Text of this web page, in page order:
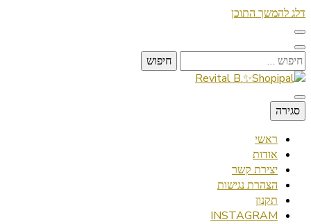
דלג להמשך התוכן
חיפוש:
Revital B.✨Shopipal
Lifestyle ✦ Beauty ✦ Vegan ✦ Travel
סגירה
ראשי
אודות
יצירת קשר
הצהרת נגישות
תקנון
INSTAGRAM